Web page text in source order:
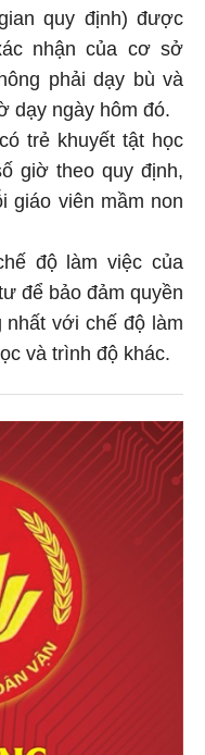
quy định) được
nhận của cơ sở
phải dạy bù và
dạy ngày hôm đó.
trẻ khuyết tật học
giờ theo quy định,
giáo viên mầm non
độ làm việc của
để bảo đảm quyền
nhất với chế độ làm
và trình độ khác.